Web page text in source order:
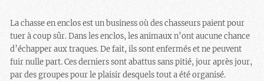
La chasse en enclos est un business où des chasseurs paient pour
tuer à coup sûr. Dans les enclos, les animaux n’ont aucune chance
d’échapper aux traques. De fait, ils sont enfermés et ne peuvent
fuir nulle part. Ces derniers sont abattus sans pitié, jour après jour,
par des groupes pour le plaisir desquels tout a été organisé.